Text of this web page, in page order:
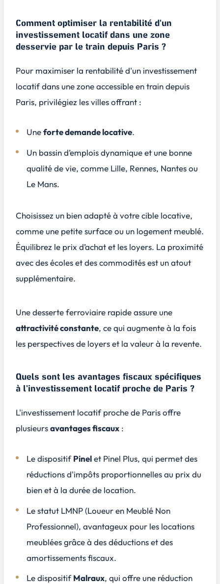
Comment optimiser la rentabilité d'un
investissement locatif dans une zone
desservie par le train depuis Paris ?
Pour maximiser la rentabilité d'un investissement
locatif dans une zone accessible en train depuis
Paris, privilégiez les villes offrant :
Uneforte demande locative.
Un bassin d’emplois dynamique et une bonne
qualité de vie, comme Lille, Rennes, Nantes ou
Le Mans.
Choisissez un bien adapté à votre cible locative,
comme une petite surface ou un logement meublé.
Équilibrez le prix d’achat et les loyers. La proximité
avec des écoles et des commodités est un atout
supplémentaire.
Une desserte ferroviaire rapide assure une
attractivité constante, ce qui augmente à la fois
les perspectives de loyers et la valeur à la revente.
Quels sont les avantages fiscaux spécifiques
à l'investissement locatif proche de Paris ?
L'investissement locatif proche de Paris offre
plusieursavantages fiscaux :
Le dispositifPinelet Pinel Plus, qui permet des
réductions d'impôts proportionnelles au prix du
bien et à la durée de location.
Le statut LMNP (Loueur en Meublé Non
Professionnel), avantageux pour les locations
meublées grâce à des déductions et des
amortissements fiscaux.
Le dispositifMalraux, qui offre une réduction